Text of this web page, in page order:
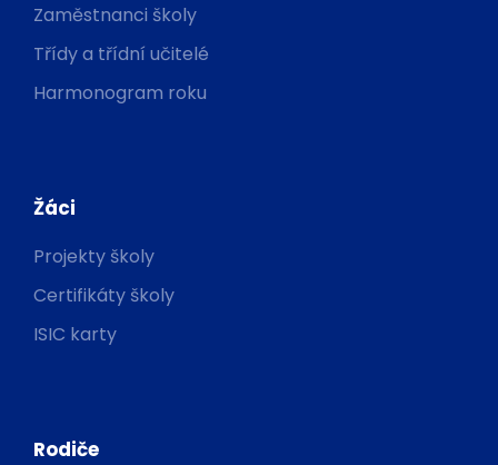
Zaměstnanci školy
Třídy a třídní učitelé
Harmonogram roku
Žáci
Projekty školy
Certifikáty školy
ISIC karty
Rodiče